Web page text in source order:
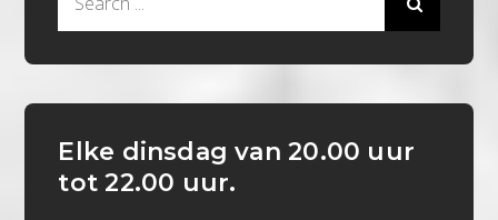
Elke dinsdag van 20.00 uur
tot 22.00 uur.